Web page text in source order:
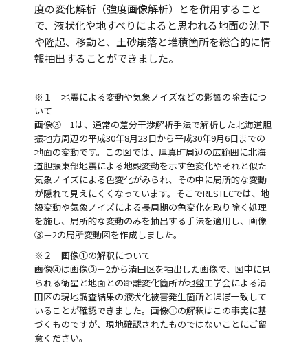
度の変化解析（強度画像解析）とを併用すること
で、液状化や地すべりによると思われる地面の沈下
や隆起、移動と、土砂崩落と堆積箇所を総合的に情
報抽出することができました。
※１ 地震による変動や気象ノイズなどの影響の除去につ
いて
画像③－1は、通常の差分干渉解析手法で解析した北海道胆
振地方周辺の平成30年8月23日から平成30年9月6日までの
地面の変動です。この図では、厚真町周辺の広範囲に北海
道胆振東部地震による地殻変動を示す色変化やそれと似た
気象ノイズによる色変化がみられ、その中に局所的な変動
が隠れて見えにくくなっています。そこでRESTECでは、地
殻変動や気象ノイズによる長周期の色変化を取り除く処理
を施し、局所的な変動のみを抽出する手法を適用し、画像
③－2の局所変動図を作成しました。
※２ 画像①の解釈について
画像④は画像③－2から清田区を抽出した画像で、図中に見
られる衛星と地面との距離変化箇所が地盤工学会による清
田区の現地調査結果の液状化被害発生箇所とほぼ一致して
いることが確認できました。画像①の解釈はこの事実に基
づくものですが、現地確認されたものではないことにご留
意ください。